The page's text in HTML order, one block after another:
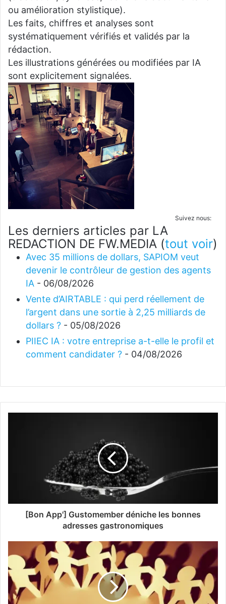
ou amélioration stylistique).
Les faits, chiffres et analyses sont
systématiquement vérifiés et validés par la
rédaction.
Les illustrations générées ou modifiées par IA
sont explicitement signalées.
Suivez nous:
Les derniers articles par LA
REDACTION DE FW.MEDIA (tout voir)
Avec 35 millions de dollars, SAPIOM veut
devenir le contrôleur de gestion des agents
IA - 06/08/2026
Vente d’AIRTABLE : qui perd réellement de
l’argent dans une sortie à 2,25 milliards de
dollars ? - 05/08/2026
PIIEC IA : votre entreprise a-t-elle le profil et
comment candidater ? - 04/08/2026
[Bon App'] Gustomember déniche les bonnes
adresses gastronomiques